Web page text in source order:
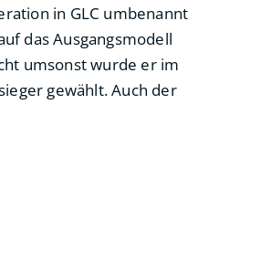
in GLC umbenannt
das Ausgangsmodell
umsonst wurde er im
gewählt. Auch der